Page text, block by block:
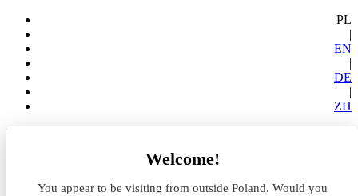
PL
|
EN
|
DE
|
ZH
Welcome!
You appear to be visiting from outside Poland. Would you
Lokalizacja